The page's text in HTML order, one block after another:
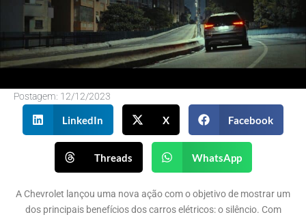
Postagem: 12/12/2023
LinkedIn X Facebook
Threads WhatsApp
A Chevrolet lançou uma nova ação com o objetivo de mostrar um
dos principais benefícios dos carros elétricos: o silêncio. Com